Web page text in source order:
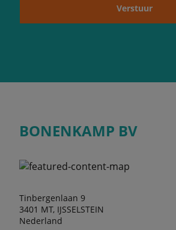
Verstuur
BONENKAMP BV
Tinbergenlaan 9
3401 MT, IJSSELSTEIN
Nederland